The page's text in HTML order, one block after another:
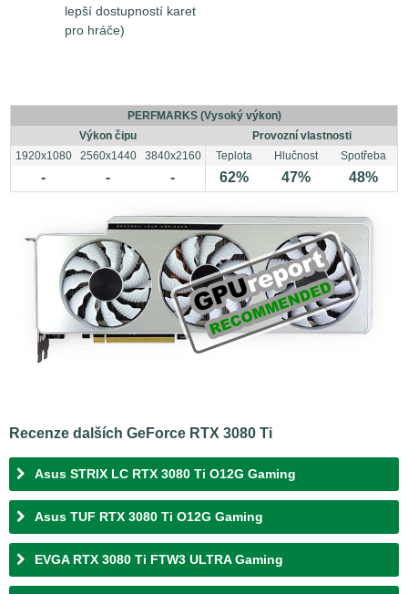
lepší dostupností karet
pro hráče)
PERFMARKS (Vysoký výkon)
Výkon čipu
Provozní vlastnosti
1920x1080
2560x1440 3840x2160 Teplota Hlučnost Spotřeba
- - - 62% 47% 48%
Recenze dalších GeForce RTX 3080 Ti
Asus STRIX LC RTX 3080 Ti O12G Gaming
Asus TUF RTX 3080 Ti O12G Gaming
EVGA RTX 3080 Ti FTW3 ULTRA Gaming